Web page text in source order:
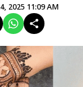
2025 11:09 AM